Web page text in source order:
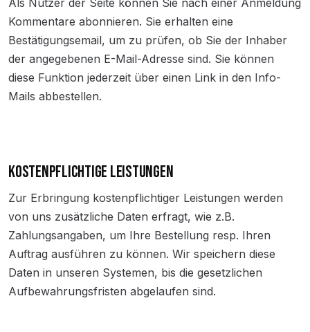
Als Nutzer der Seite können Sie nach einer Anmeldung
Kommentare abonnieren. Sie erhalten eine
Bestätigungsemail, um zu prüfen, ob Sie der Inhaber
der angegebenen E-Mail-Adresse sind. Sie können
diese Funktion jederzeit über einen Link in den Info-
Mails abbestellen.
KOSTENPFLICHTIGE LEISTUNGEN
Zur Erbringung kostenpflichtiger Leistungen werden
von uns zusätzliche Daten erfragt, wie z.B.
Zahlungsangaben, um Ihre Bestellung resp. Ihren
Auftrag ausführen zu können. Wir speichern diese
Daten in unseren Systemen, bis die gesetzlichen
Aufbewahrungsfristen abgelaufen sind.